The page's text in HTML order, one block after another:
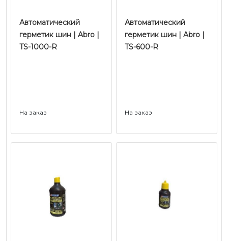
Автоматический
герметик шин | Abro |
TS-1000-R
На заказ
Автоматический
герметик шин | Abro |
TS-600-R
На заказ